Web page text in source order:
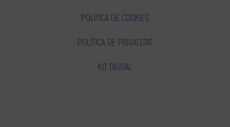
POLÍTICA DE COOKIES
POLÍTICA DE PRIVACITAT
KIT DIGITAL